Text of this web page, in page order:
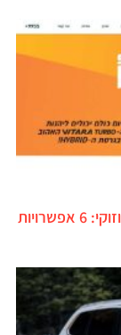
הוצג הסדר פשרה בפרשת ההיברידיות של סוזוקי: 6 אפשרויות